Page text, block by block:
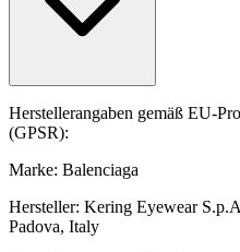
Herstellerangaben gemäß EU-
(GPSR):
Marke: Balenciaga
Hersteller: Kering Eyewear
Padova, Italy